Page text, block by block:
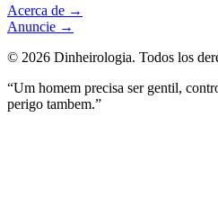
Acerca de →
Anuncie →
© 2026 Dinheirologia. Todos los
“Um homem precisa ser gentil,
perigo tambem.”